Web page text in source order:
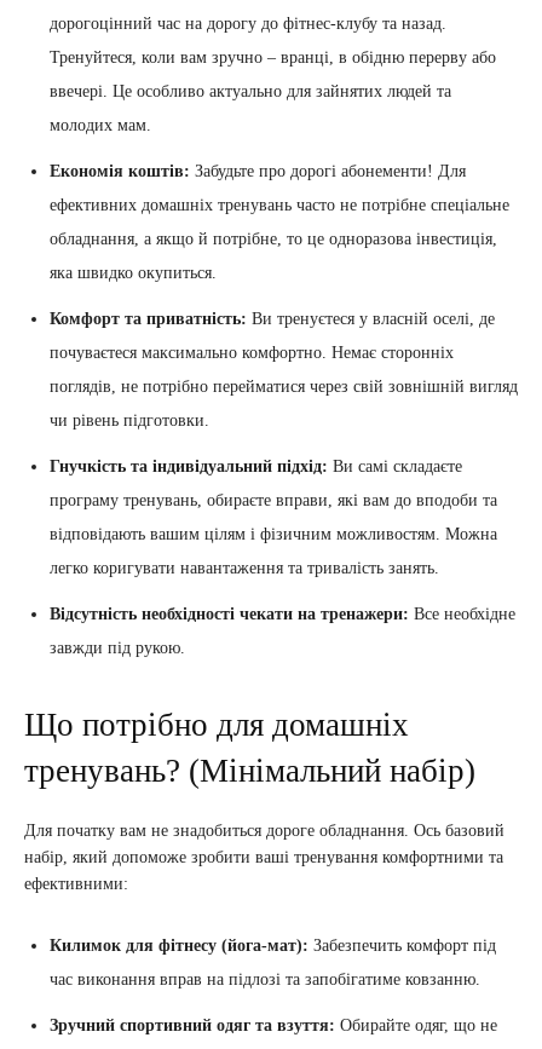
дорогоцінний час на дорогу до фітнес-клубу та назад.
Тренуйтеся, коли вам зручно – вранці, в обідню перерву або
ввечері. Це особливо актуально для зайнятих людей та
молодих мам.
Економія коштів: Забудьте про дорогі абонементи! Для
ефективних домашніх тренувань часто не потрібне спеціальне
обладнання, а якщо й потрібне, то це одноразова інвестиція,
яка швидко окупиться.
Комфорт та приватність: Ви тренуєтеся у власній оселі, де
почуваєтеся максимально комфортно. Немає сторонніх
поглядів, не потрібно перейматися через свій зовнішній вигляд
чи рівень підготовки.
Гнучкість та індивідуальний підхід: Ви самі складаєте
програму тренувань, обираєте вправи, які вам до вподоби та
відповідають вашим цілям і фізичним можливостям. Можна
легко коригувати навантаження та тривалість занять.
Відсутність необхідності чекати на тренажери: Все необхідне
завжди під рукою.
Що потрібно для домашніх
тренувань? (Мінімальний набір)
Для початку вам не знадобиться дороге обладнання. Ось базовий
набір, який допоможе зробити ваші тренування комфортними та
ефективними:
Килимок для фітнесу (йога-мат): Забезпечить комфорт під
час виконання вправ на підлозі та запобігатиме ковзанню.
Зручний спортивний одяг та взуття: Обирайте одяг, що не